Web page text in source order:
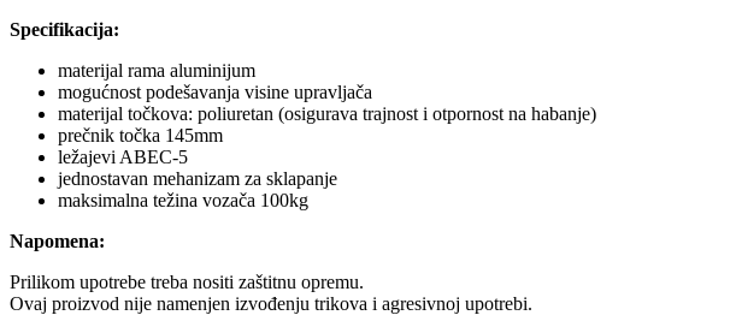
Specifikacija:
materijal rama aluminijum
mogućnost podešavanja visine upravljača
materijal točkova: poliuretan (osigurava trajnost i otpornost na habanje)
prečnik točka 145mm
ležajevi ABEC-5
jednostavan mehanizam za sklapanje
maksimalna težina vozača 100kg
Napomena:
Prilikom upotrebe treba nositi zaštitnu opremu.
Ovaj proizvod nije namenjen izvođenju trikova i agresivnoj upotrebi.